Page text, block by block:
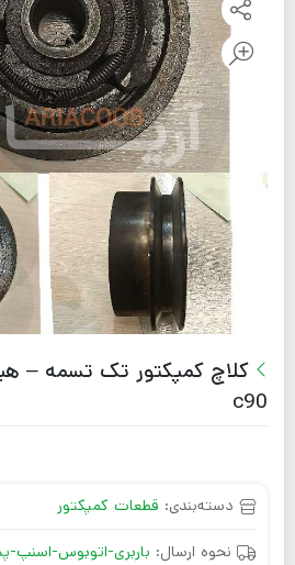
کلاچ کمپکتور تک تسمه –
c90
دسته‌بندی: قطعات کمپکتور
نحوه ارسال: باربری-اتوبوس-